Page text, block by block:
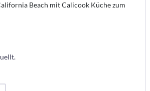
Beach mit Calicook Küche zum